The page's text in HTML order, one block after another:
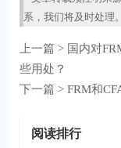
系，我们将及时处理。
上一篇 > 国内对
些用处？
下一篇 > FRM和
阅读排行